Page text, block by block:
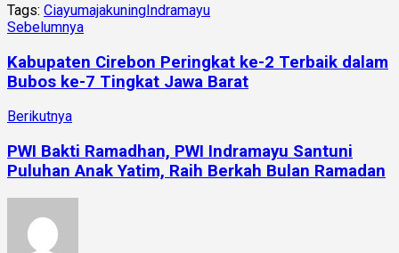
Tags: CiayumajakuningIndramayu
Sebelumnya
Kabupaten Cirebon Peringkat ke-2 Terbaik dalam
Bubos ke-7 Tingkat Jawa Barat
Berikutnya
PWI Bakti Ramadhan, PWI Indramayu Santuni
Puluhan Anak Yatim, Raih Berkah Bulan Ramadan